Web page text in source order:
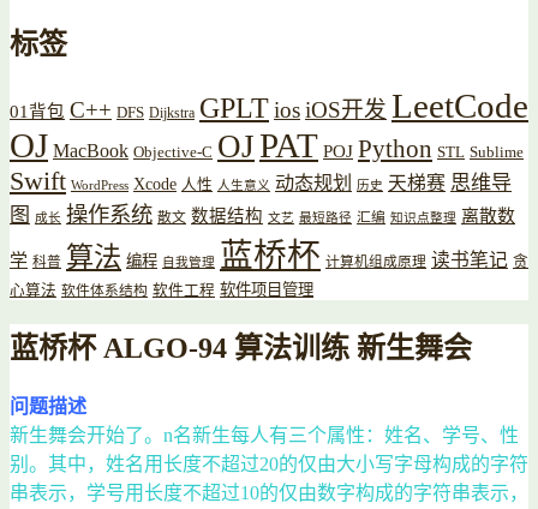
标签
01背包 C++ DFS Dijkstra GPLTiosiOS开发 LeetCode
OJ MacBook Objective-C OJPAT POJ Python STL Sublime
Swift WordPress Xcode 人性 人生意义 动态规划 历史 天梯赛 思维导
图
成长 操作系统 散文 数据结构 文艺 最短路径 汇编 知识点整理 离散数
学 科普 算法 编程 自我管理 蓝桥杯 计算机组成原理 读书笔记 贪
心算法 软件体系结构 软件工程 软件项目管理
蓝桥杯 ALGO-94 算法训练 新生舞会
问题描述
新生舞会开始了。n名新生每人有三个属性：姓名、学号、性
别。其中，姓名用长度不超过20的仅由大小写字母构成的字符
串表示，学号用长度不超过10的仅由数字构成的字符串表示，